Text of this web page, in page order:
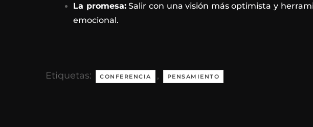
La promesa:Salir con una visión más optimista y
emocional.
Etiquetas: CONFERENCIA , PENSAMIENTO